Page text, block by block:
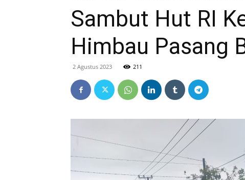
Sambut Hut RI
Himbau Pasang
2 Agustus 2023 211